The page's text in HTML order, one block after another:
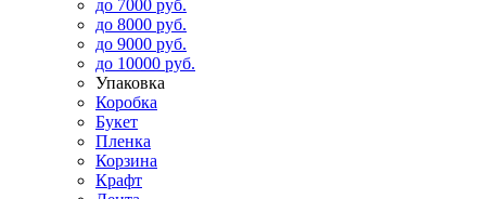
до 7000 руб.
до 8000 руб.
до 9000 руб.
до 10000 руб.
Упаковка
Коробка
Букет
Пленка
Корзина
Крафт